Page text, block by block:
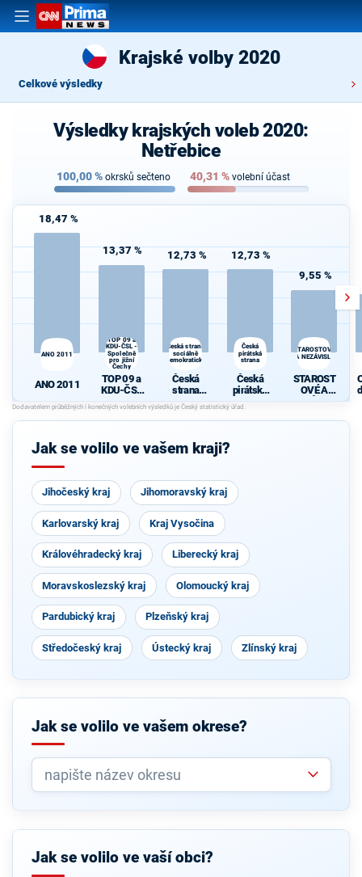
Krajské volby 2020
Celkové výsledky
Výsledky krajských voleb 2020:
Netřebice
100,00% okrsků sečteno 40,31 % volební účast
18,47 %
ANO 2011
ANO 2011
13,37 %
TOP 09 a
KDU-ČSL -
Společně
pro jižní
Čechy
TOP 09 a
KDU-ČSL
- Společně
pro jižní
Čechy
12,73 %
Česká strana
sociálně
demokratická
Česká
strana
sociálně
demokrati
cká
12,73 %
Česká
pirátská
strana
Česká
pirátská
strana
9,55 %
STAROSTOVÉ
A NEZÁVISLÍ
STAROST
OVÉ A
NEZÁVISL
Jak se volilo ve vašem kraji?
Jihočeský kraj Jihomoravský kraj
Karlovarský kraj Kraj Vysočina
Královéhradecký kraj Liberecký kraj
Moravskoslezský kraj Olomoucký kraj
Pardubický kraj Plzeňský kraj
Středočeský kraj Ústecký kraj Zlínský kraj
Jak se volilo ve vašem okrese?
Jak se volilo ve vaší obci?